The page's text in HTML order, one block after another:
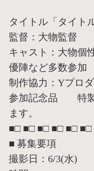
タイトル「タイト
監督：大物監督
キャスト：大物
優陣など多数参加
制作協力：Yプロ
参加記念品 特製
ます。
■□ ■□ ■□ ■□ ■□
■ 募集要項
撮影日：6/3(水)